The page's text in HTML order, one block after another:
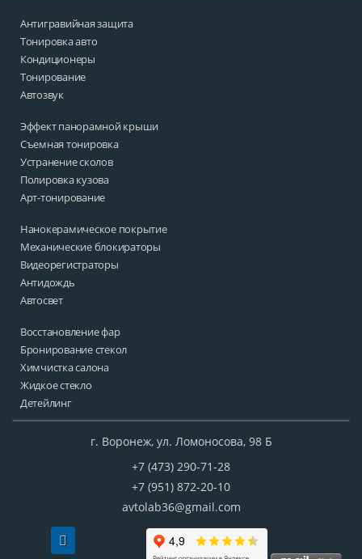
Антигравийная защита
Тонировка авто
Кондиционеры
Тонирование
Автозвук
Эффект панорамной крыши
Съемная тонировка
Устранение сколов
Полировка кузова
Арт-тонирование
Нанокерамическое покрытие
Механические блокираторы
Видеорегистраторы
Антидождь
Автосвет
Восстановление фар
Бронирование стекол
Химчистка салона
Жидкое стекло
Детейлинг
г. Воронеж, ул. Ломоносова, 98 Б
+7 (473) 290-71-28
+7 (951) 872-20-10
avtolab36@gmail.com